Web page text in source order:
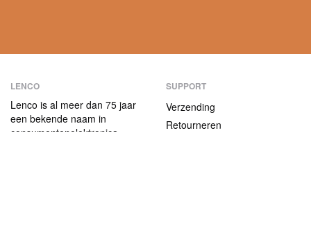
LENCO
Lenco is al meer dan 75 jaar
een bekende naam in
consumentenelektronica.
SUPPORT
Verzending
Retourneren